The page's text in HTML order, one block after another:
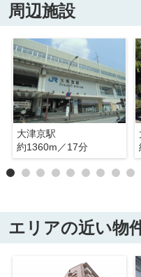
周辺施設
大津京駅
約1360m／17分
エリアの近い物